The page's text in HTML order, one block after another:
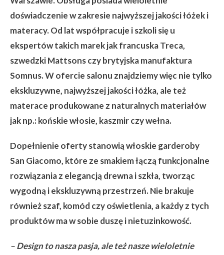
doświadczenie w zakresie najwyższej jakości łóżek i
materacy. Od lat współpracuje i szkoli się u
ekspertów takich marek jak francuska Treca,
szwedzki Mattsons czy brytyjska manufaktura
Somnus. W ofercie salonu znajdziemy więc nie tylko
ekskluzywne, najwyższej jakości łóżka, ale też
materace produkowane z naturalnych materiałów
jak np.: końskie włosie, kaszmir czy wełna.
Dopełnienie oferty stanowią włoskie garderoby
San Giacomo, które ze smakiem łączą funkcjonalne
rozwiązania z elegancją drewna i szkła, tworząc
wygodną i ekskluzywną przestrzeń. Nie brakuje
również szaf, komód czy oświetlenia, a każdy z tych
produktów ma w sobie duszę i nietuzinkowość.
– Design to nasza pasja, ale też nasze wieloletnie